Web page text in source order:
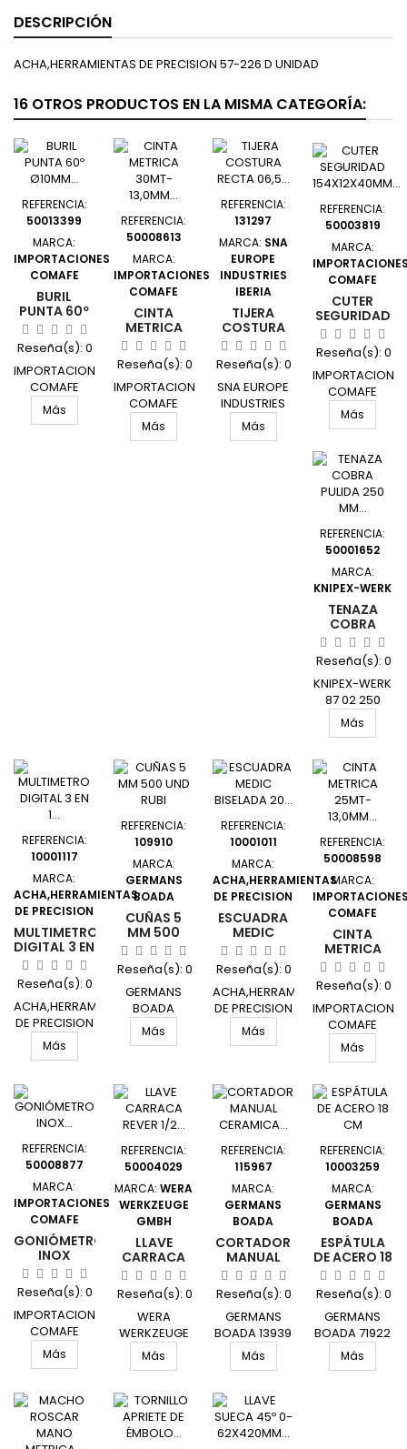
DESCRIPCIÓN
ACHA,HERRAMIENTAS DE PRECISION 57-226 D UNIDAD
16 OTROS PRODUCTOS EN LA MISMA CATEGORÍA:
REFERENCIA:
50013399
MARCA:
IMPORTACIONES
COMAFE
BURIL
PUNTA 60º
Ø10MM
15X075MM
VHM
P/GRABAR
LETRAS-
CONTORNOS
Reseña(s):0
IMPORTACIONES
COMAFE
03DK1010075
UNIDAD
Más
REFERENCIA:
50008613
MARCA:
IMPORTACIONES
COMAFE
CINTA
METRICA
30MT-
13,0MM F/V
MARCO MET
EN V
ERGOLINE B
BMI
Reseña(s): 0
IMPORTACIONES
COMAFE
320031030BF
UNIDAD
Más
REFERENCIA:
131297
MARCA: SNA
EUROPE
INDUSTRIES
IBERIA
TIJERA
COSTURA
RECTA 06,5
INOX SAT
PALMERA 1
UD PALMERA
Reseña(s):0
SNA EUROPE
INDUSTRIES
IBERIA
08251260
Más
REFERENCIA:
50003819
MARCA:
COMAFE
CUTER
SEGURIDAD
154X12X40MM
CORTE 6MM
SECUMAX
350
MARTOR
MAR
Reseña(s): 0
IMPORTACIONES
COMAFE
350001.02
UNIDAD
Más
REFERENCIA:
50001652
MARCA:
KNIPEX-WERK
TENAZA
COBRA
PULIDA 250
MM KNIPEX
Reseña(s): 0
KNIPEX-WERK
87 02 250
UNIDAD
Más
REFERENCIA:
10001117
MARCA:
ACHA,HERRAMIENTAS
DE PRECISION
MULTIMETRO
DIGITAL 3 EN
1
MULTIMETRO
+ DETECTOR
+
TERMOMETRO
Reseña(s):0
ACHA,HERRAMIENTAS
DE PRECISION
50003
UNIDAD
Más
REFERENCIA:
109910
MARCA:
GERMANS
BOADA
CUÑAS 5
MM 500
UND RUBI
Reseña(s): 0
GERMANS
BOADA
2950/2279
UNIDAD
Más
REFERENCIA:
10001011
MARCA:
ACHA,HERRAMIENTAS
DE PRECISION
ESCUADRA
MEDIC
BISELADA 20
X 13 CM
INOX DIN
875/00
05204 ACH
Reseña(s):0
ACHA,HERRAMIENTAS
DE PRECISION
05-204
UNIDAD
Más
REFERENCIA:
50008598
MARCA:
COMAFE
CINTA
METRICA
25MT-
13,0MM F/V
ESTUCHE
PLASTICO
RADIUS BMI
Reseña(s): 0
IMPORTACIONES
COMAFE
520231025A
UNIDAD
Más
REFERENCIA:
50008877
MARCA:
IMPORTACIONES
COMAFE
GONIÓMETRO
INOX
TRANSPORTADOR
100MM
BRAZO
150MM
PROMAT
PROMA
Reseña(s):0
IMPORTACIONES
COMAFE
4000858710
UNIDAD
Más
REFERENCIA:
50004029
MARCA:WERA
WERKZEUGE
GMBH
LLAVE
CARRACA
REVER 1/2
EXTEN 72
DIENTES
281-552MM
8006 ZYK
Reseña(s): 0
WERA
WERKZEUGE
GMBH
05004095001
Más
REFERENCIA:
115967
MARCA:
GERMANS
BOADA
CORTADOR
MANUAL
CERAMICA
FAST 85
CON BOLSA
INCLUIDA
RUBI
Reseña(s):0
GERMANS
BOADA 13939
UNIDAD
Más
REFERENCIA:
10003259
MARCA:
GERMANS
BOADA
ESPÁTULA
DE ACERO 18
CM
Reseña(s): 0
GERMANS
BOADA 71922
UNIDAD
Más